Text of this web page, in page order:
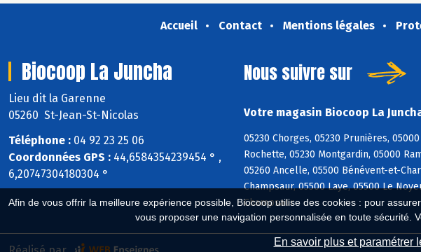
Afin de vous offrir la meilleure expérience possible, Biocoop utilise des cookies : pour
vous proposer une navigation personnalisée en toute sécurité.
En savoir plus et paramétrer
Accueil Contact Mentions légales
Biocoop La Juncha
Lieu dit la Garenne
05260 St-Jean-St-Nicolas
Téléphone : 04 92 23 25 06
Coordonnées GPS : 44,6584354239454 ° ,
6,20747304180304 °
Nous suivre sur
Votre magasin Biocoop La
05230 Chorges, 05230 Prunières,
Rochette, 05230 Montgardin, 05000
05260 Ancelle, 05500 Bénévent-et-
Champsaur, 05500 Laye, 05500 Le
Champsaur